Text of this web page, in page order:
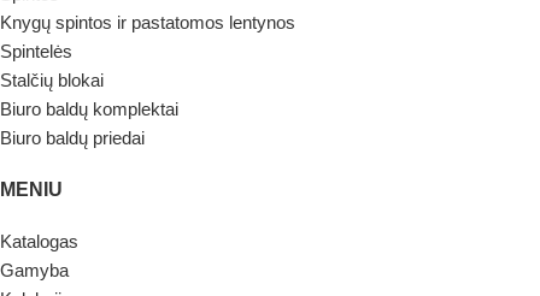
Knygų spintos ir pastatomos lentynos
Spintelės
Stalčių blokai
Biuro baldų komplektai
Biuro baldų priedai
MENIU
Katalogas
Gamyba